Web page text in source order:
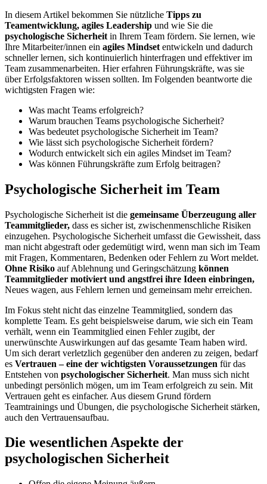
In diesem Artikel bekommen Sie nützliche Tipps zu
Teamentwicklung, agiles Leadership und wie Sie die
psychologische Sicherheit in Ihrem Team fördern. Sie lernen, wie
Ihre Mitarbeiter/innen ein agiles Mindset entwickeln und dadurch
schneller lernen, sich kontinuierlich hinterfragen und effektiver im
Team zusammenarbeiten. Hier erfahren Führungskräfte, was sie
über Erfolgsfaktoren wissen sollten. Im Folgenden beantworte die
wichtigsten Fragen wie:
Was macht Teams erfolgreich?
Warum brauchen Teams psychologische Sicherheit?
Was bedeutet psychologische Sicherheit im Team?
Wie lässt sich psychologische Sicherheit fördern?
Wodurch entwickelt sich ein agiles Mindset im Team?
Was können Führungskräfte zum Erfolg beitragen?
Psychologische Sicherheit im Team
Psychologische Sicherheit ist die gemeinsame Überzeugung aller
Teammitglieder, dass es sicher ist, zwischenmenschliche Risiken
einzugehen. Psychologische Sicherheit umfasst die Gewissheit, dass
man nicht abgestraft oder gedemütigt wird, wenn man sich im Team
mit Fragen, Kommentaren, Bedenken oder Fehlern zu Wort meldet.
Ohne Risiko auf Ablehnung und Geringschätzung können
Teammitglieder motiviert und angstfrei ihre Ideen einbringen,
Neues wagen, aus Fehlern lernen und gemeinsam mehr erreichen.
Im Fokus steht nicht das einzelne Teammitglied, sondern das
komplette Team. Es geht beispielsweise darum, wie sich ein Team
verhält, wenn ein Teammitglied einen Fehler zugibt, der
unerwünschte Auswirkungen auf das gesamte Team haben wird.
Um sich derart verletzlich gegenüber den anderen zu zeigen, bedarf
es Vertrauen – eine der wichtigsten Voraussetzungen für das
Entstehen von psychologischer Sicherheit. Man muss sich nicht
unbedingt persönlich mögen, um im Team erfolgreich zu sein. Mit
Vertrauen geht es einfacher. Aus diesem Grund fördern
Teamtrainings und Übungen, die psychologische Sicherheit stärken,
auch den Vertrauensaufbau.
Die wesentlichen Aspekte der
psychologischen Sicherheit